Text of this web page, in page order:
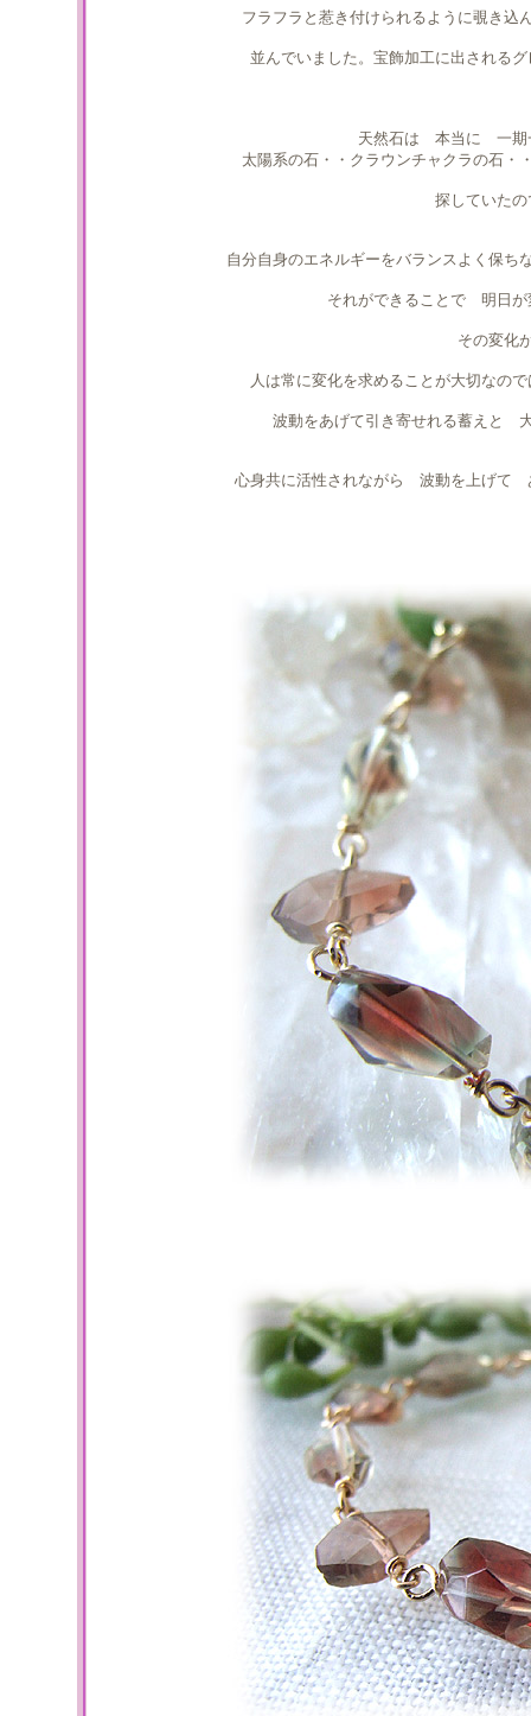
フラフラと惹き付けられるように覗き
並んでいました。宝飾加工に出され
天然石は 本当に 一期
太陽系の石・・クラウンチャクラの石
探していた
自分自身のエネルギーをバランスよく保
それができることで 明日
その変化
人は常に変化を求めることが大切な
波動をあげて引き寄せれる蓄えと
心身共に活性されながら 波動を上げて